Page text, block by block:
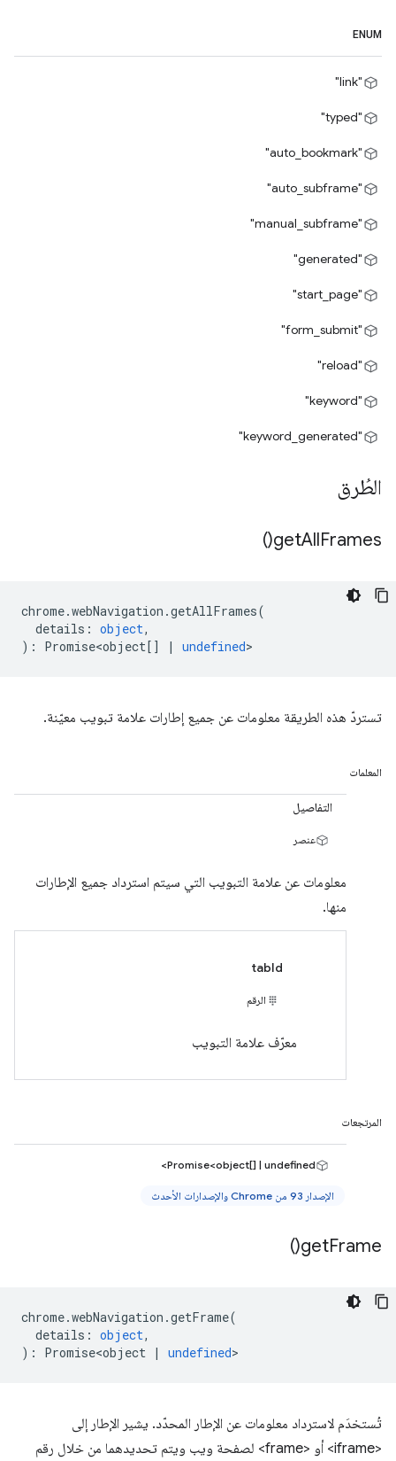
ENUM
"link"
"typed"
"auto_bookmark"
"auto_subframe"
"manual_subframe"
"generated"
"start_page"
"form_submit"
"reload"
"keyword"
"keyword_generated"
الطُرق
getAllFrames(
)
chrome.webNavigation .getAllFrames(
details : object,
) : Promise<object[] | undefined>
تستردّ هذه الطريقة معلومات عن جميع إطارات علامة تبويب معيّنة.
المعلمات
التفاصيل
عنصر
معلومات عن علامة التبويب التي سيتم استرداد جميع الإطارات
منها.
tabId
الرقم
معرّف علامة التبويب
المرتجعات
Promise<object[] | undefined>
الإصدار 93 من Chrome والإصدارات الأحدث
getFrame(
)
chrome.webNavigation .getFrame(
details : object,
) : Promise<object | undefined>
تُستخدَم لاسترداد معلومات عن الإطار المحدّد. يشير الإطار إلى
<iframe> أو <frame> لصفحة ويب ويتم تحديدهما من خلال رقم